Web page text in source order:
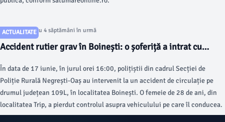
ACTUALITATE
Articol postat cu 4 săptămâni în urmă
Accident rutier grav în Boinești: o șoferiță a intrat cu
În data de 17 iunie, în jurul orei 16:00, polițiștii din cadrul Secției de
Poliție Rurală Negrești-Oaș au intervenit la un accident de circulație pe
drumul județean 109L, în localitatea Boinești. O femeie de 28 de ani, din
localitatea Trip, a pierdut controlul asupra vehiculului pe care îl conducea.